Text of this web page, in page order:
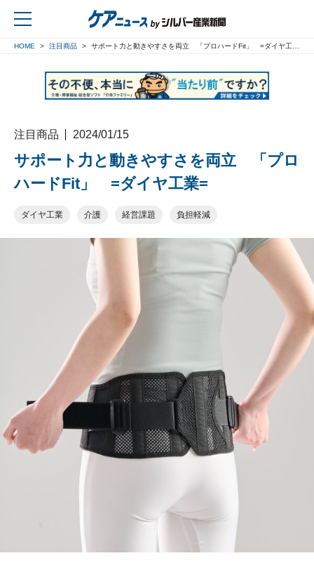
HOME 注目商品 サポート力と動きやすさを両立 「プロハードFit」 =ダイヤ工業=
注目商品 2024/01/15
サポート力と動きやすさを両立 「プロ
ハードFit」 =ダイヤ工業=
ダイヤ工業 介護 経営課題 負担軽減